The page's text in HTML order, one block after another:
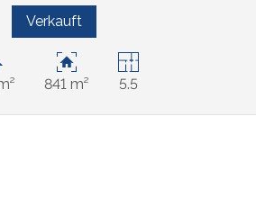
Verkauft
841 m² 5.5